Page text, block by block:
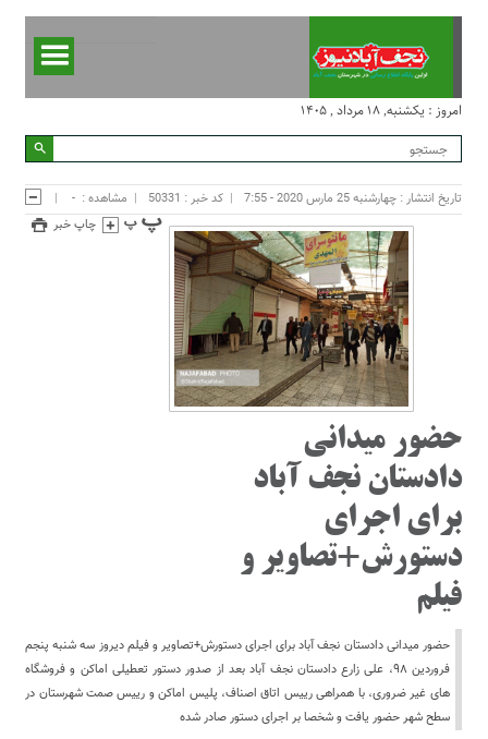
امروز : یکشنبه, ۱۸ مرداد , ۱۴۰۵
تاریخ انتشار : چهارشنبه 25 مارس 2020 - 7:55 کد خبر : 50331 مشاهده : -
چاپ خبر
حضور میدانی
دادستان نجف آباد
برای اجرای
دستورش+تصاویر و
فیلم
حضور میدانی دادستان نجف آباد برای اجرای دستورش+تصاویر و فیلم دیروز سه شنبه پنجم
فروردین ۹۸، علی زارع دادستان نجف آباد بعد از صدور دستور تعطیلی اماکن و فروشگاه
های غیر ضروری، با همراهی رییس اتاق اصناف، پلیس اماکن و رییس صمت شهرستان در
سطح شهر حضور یافت و شخصا بر اجرای دستور صادر شده